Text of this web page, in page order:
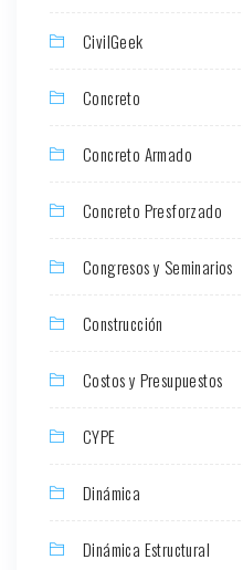
CivilGeek
Concreto
Concreto Armado
Concreto Presforzado
Congresos y Seminarios
Construcción
Costos y Presupuestos
CYPE
Dinámica
Dinámica Estructural